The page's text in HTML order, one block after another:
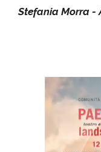
Stefania Morra -